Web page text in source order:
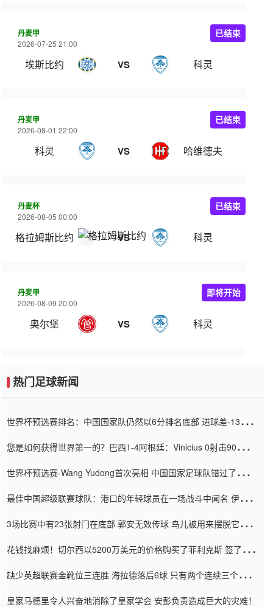
丹麦甲
2026-07-25 21:00
埃斯比约 VS 科灵
已结束
丹麦甲
2026-08-01 22:00
科灵 VS 哈维德夫
已结束
丹麦杯
2026-08-05 00:00
格拉姆斯比约 VS 科灵
已结束
丹麦甲
2026-08-09 20:00
奥尔堡 VS 科灵
即将开始
热门足球新闻
世界杯预选赛排名：中国国家队仍然以6分排名底部 进球差-13令人
您是如何获得世界第一的？巴西1-4阿根廷：Vinicius 0射击90分钟
世界杯预选赛-Wang Yudong首次亮相 中国国家足球队错过了世界
最佳中国超级联赛球队：港口的年轻球员在一场战斗中闻名 伊万放
3场比赛中有23张射门在底部 郭安无效传球 鸟儿被用来摆脱它
花钱找麻烦！切尔西以5200万美元的价格购买了菲利克斯 签了7年
缺少英超联赛金靴位三连胜 海拉德落后6球 只有两个连续三个连续
皇家马德里令人兴奋地消除了皇家学会 安彭负责造成巨大的灾难！